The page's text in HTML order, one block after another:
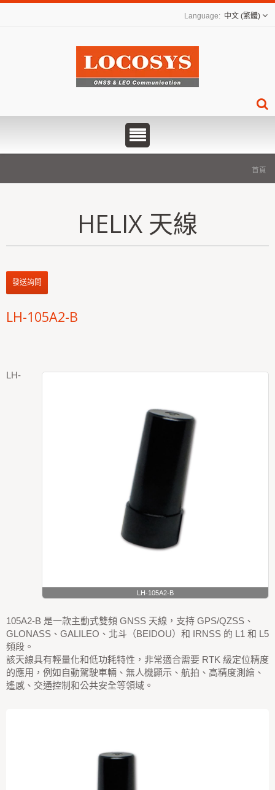
中文 (繁體)
首頁
HELIX 天線
發送詢問
LH-105A2-B
LH-105A2-B
LH-
105A2-B 是一款主動式雙頻 GNSS 天線，支持 GPS/QZSS、
GLONASS、GALILEO、北斗（BEIDOU）和 IRNSS 的 L1 和 L5
頻段。
該天線具有輕量化和低功耗特性，非常適合需要 RTK 級定位精度
的應用，例如自動駕駛車輛、無人機顯示、航拍、高精度測繪、
遙感、交通控制和公共安全等領域。